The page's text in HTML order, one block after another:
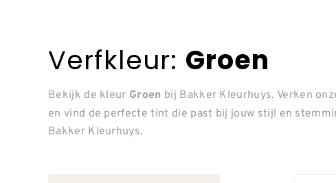
Verfkleur: Groen
Bekijk de kleur Groen bij Bakker Kleurhuys. Verken
en vind de perfecte tint die past bij jouw stijl en
Bakker Kleurhuys.